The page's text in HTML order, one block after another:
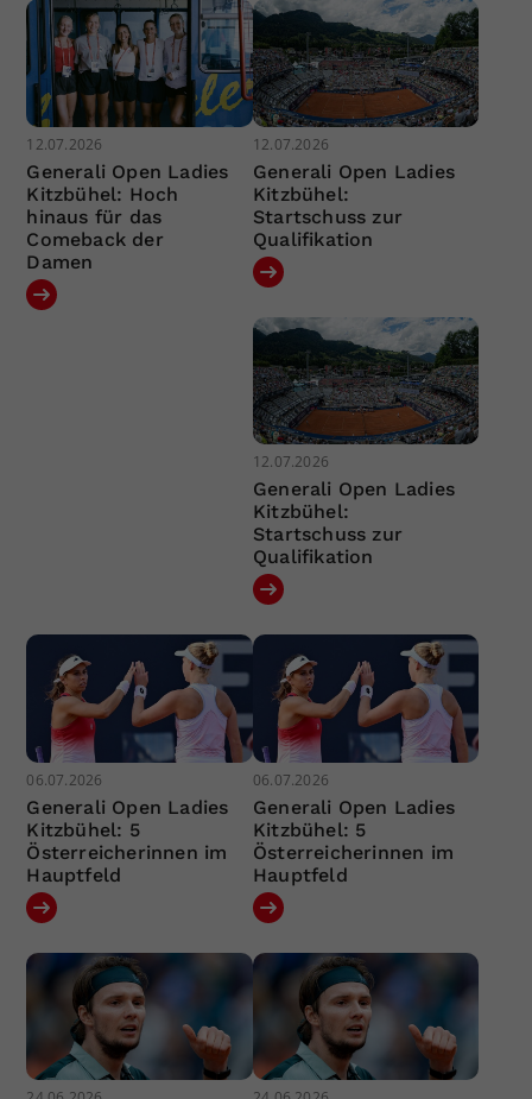
12.07.2026
Generali Open Ladies
Kitzbühel: Hoch
hinaus für das
Comeback der
Damen
12.07.2026
Generali Open Ladies
Kitzbühel:
Startschuss zur
Qualifikation
12.07.2026
Generali Open Ladies
Kitzbühel:
Startschuss zur
Qualifikation
06.07.2026
Generali Open Ladies
Kitzbühel: 5
Österreicherinnen im
Hauptfeld
06.07.2026
Generali Open Ladies
Kitzbühel: 5
Österreicherinnen im
Hauptfeld